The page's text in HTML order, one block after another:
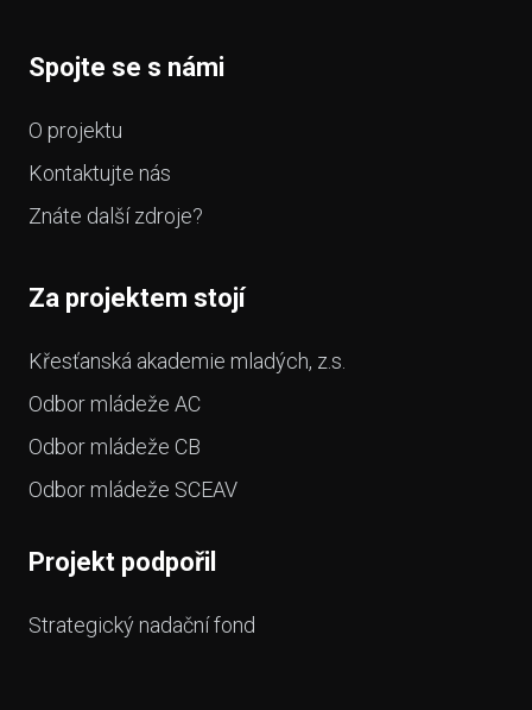
Spojte se s námi
O projektu
Kontaktujte nás
Znáte další zdroje?
Za projektem stojí
Křesťanská akademie mladých, z.s.
Odbor mládeže AC
Odbor mládeže CB
Odbor mládeže SCEAV
Projekt podpořil
Strategický nadační fond